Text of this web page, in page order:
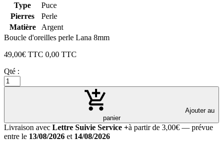
Type
Puce
Pierres
Perle
Matière
Argent
Boucle d'oreilles perle Lana 8mm
49,00€ TTC 0,00 TTC
Qté :
Ajouter au
panier
Livraison avec Lettre Suivie Service +à partir de 3,00€ — prévue
entre le 13/08/2026 et 14/08/2026